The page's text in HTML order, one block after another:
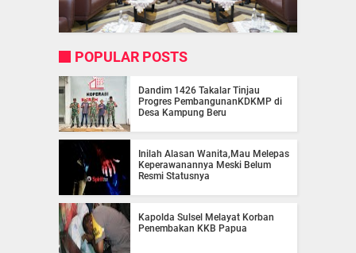
POPULAR POSTS
Dandim 1426 Takalar Tinjau
Progres PembangunanKDKMP di
Desa Kampung Beru
Inilah Alasan Wanita,Mau Melepas
Keperawanannya Meski Belum
Resmi Statusnya
Kapolda Sulsel Melayat Korban
Penembakan KKB Papua